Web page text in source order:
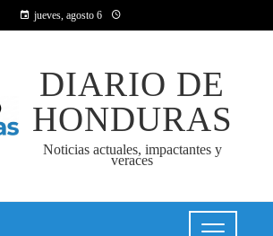
jueves, agosto 6
DIARIO DE
HONDURAS
Noticias actuales, impactantes y
veraces